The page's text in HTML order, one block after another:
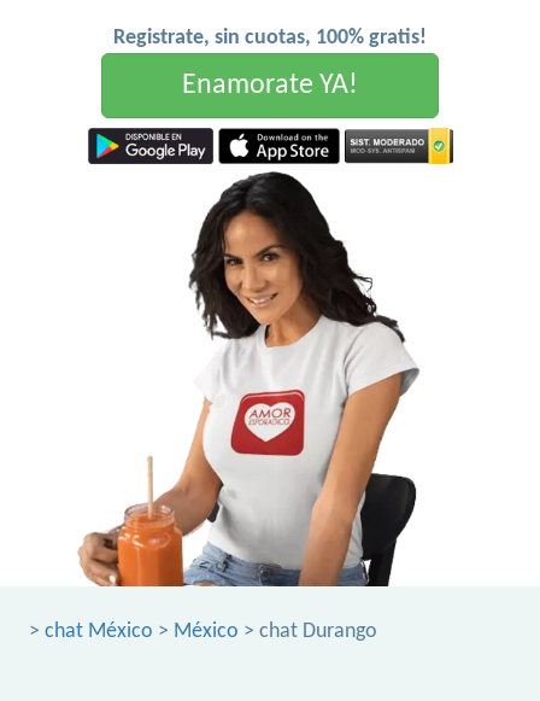
Registrate, sin cuotas, 100% gratis!
Enamorate YA!
> chat México > México > chat Durango